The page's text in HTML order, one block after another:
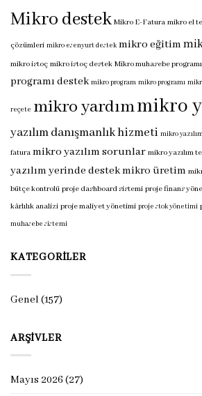
Mikro destek Mikro E-Fatura mikro el
çözümleri mikro esenyurt destek mikro eğitim
mikro istoç mikro istoç destek Mikro muhasebe programı
programı destek mikro program mikro programı
reçete mikro yardımmikro
yazılım danışmanlık hizmeti mikro
fatura mikro yazılım sorunlar mikro yazılım
yazılım yerinde destekmikro üretim
bütçe kontrolü proje dashboard sistemi proje finans
kârlılık analizi proje maliyet yönetimi proje stok yönetimi
muhasebe sistemi
KATEGORILER
Genel(157)
ARŞIVLER
Mayıs 2026 (27)